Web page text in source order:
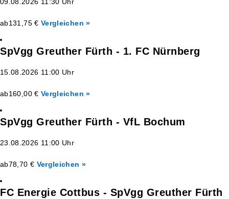
09.08.2026 11:30 Uhr
ab131,75 € Vergleichen »
SpVgg Greuther Fürth - 1. FC Nürnberg
15.08.2026 11:00 Uhr
ab160,00 € Vergleichen »
SpVgg Greuther Fürth - VfL Bochum
23.08.2026 11:00 Uhr
ab78,70 € Vergleichen »
FC Energie Cottbus - SpVgg Greuther Fürth